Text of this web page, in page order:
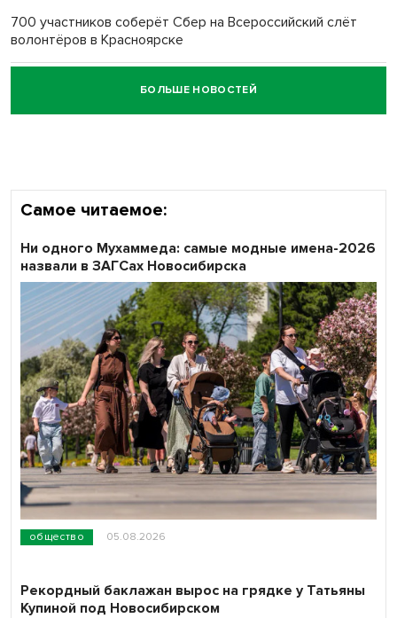
700 участников соберёт Сбер на Всероссийский слёт
волонтёров в Красноярске
Честный выбор: видеонаблюдение обеспечит
объективность результатов ЕДГ в Новосибирской
БОЛЬШЕ НОВОСТЕЙ
Самое читаемое:
общество 05.08.2026
Ни одного Мухаммеда: самые модные имена-2026
назвали в ЗАГСах Новосибирска
Рекордный баклажан вырос на грядке у Татьяны
Купиной под Новосибирском